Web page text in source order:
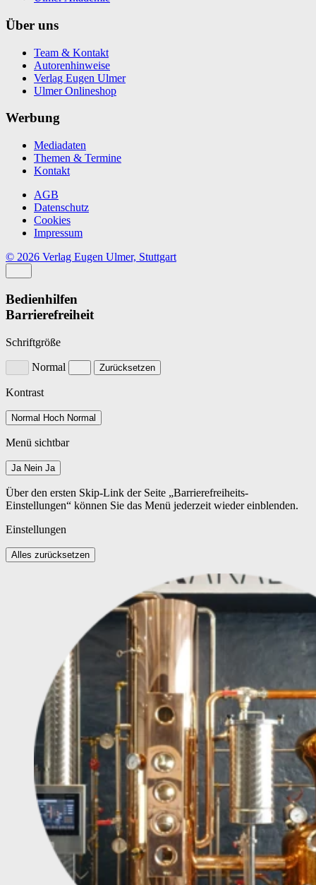
Über uns
Team & Kontakt
Autorenhinweise
Verlag Eugen Ulmer
Ulmer Onlineshop
Werbung
Mediadaten
Themen & Termine
Kontakt
AGB
Datenschutz
Cookies
Impressum
© 2026 Verlag Eugen Ulmer, Stuttgart
Bedienhilfen
Barrierefreiheit
Schriftgröße
Normal Zurücksetzen
Kontrast
Normal Hoch Normal
Menü sichtbar
Ja Nein Ja
Über den ersten Skip-Link der Seite „Barrierefreiheits-
Einstellungen“ können Sie das Menü jederzeit wieder einblenden.
Einstellungen
Alles zurücksetzen